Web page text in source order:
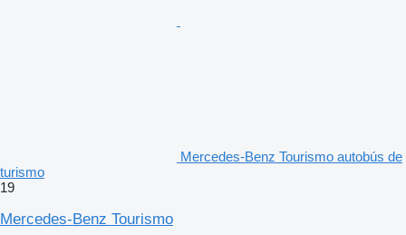
Mercedes-Benz Tourismo autobús de
turismo
19
Mercedes-Benz Tourismo